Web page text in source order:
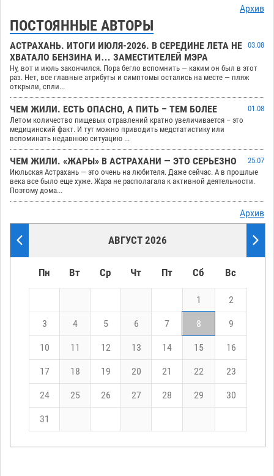
Архив
ПОСТОЯННЫЕ АВТОРЫ
АСТРАХАНЬ. ИТОГИ ИЮЛЯ-2026. В СЕРЕДИНЕ ЛЕТА НЕ
ХВАТАЛО БЕНЗИНА И… ЗАМЕСТИТЕЛЕЙ МЭРА
03.08
Ну, вот и июль закончился. Пора бегло вспомнить — каким он был в этот
раз. Нет, все главные атрибуты и симптомы остались на месте — пляж
открыли, спли...
ЧЕМ ЖИЛИ. ЕСТЬ ОПАСНО, А ПИТЬ – ТЕМ БОЛЕЕ
01.08
Летом количество пищевых отравлений кратно увеличивается – это
медицинский факт. И тут можно приводить медстатистику или
вспоминать недавнюю ситуацию ...
ЧЕМ ЖИЛИ. «ЖАРЫ» В АСТРАХАНИ — ЭТО СЕРЬЕЗНО
25.07
Июльская Астрахань — это очень на любителя. Даже сейчас. А в прошлые
века все было еще хуже. Жара не располагала к активной деятельности.
Поэтому дома...
Архив
АВГУСТ 2026
Пн Вт Ср Чт Пт Сб Вс
1 2
3 4 5 6 7 8 9
10 11 12 13 14 15 16
17 18 19 20 21 22 23
24 25 26 27 28 29 30
31